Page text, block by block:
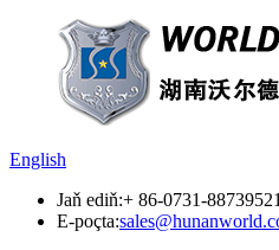
English
Jaň ediň:+ 86-0731-88739521
E-poçta: